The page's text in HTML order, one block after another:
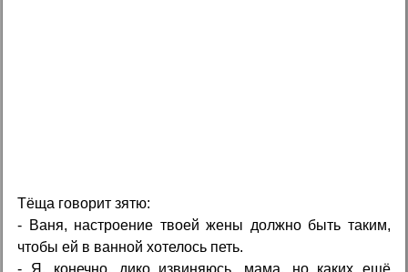
Тёща говорит зятю:
- Ваня, настроение твоей жены должно быть таким,
чтобы ей в ванной хотелось петь.
- Я, конечно, дико извиняюсь, мама, но каких ещё